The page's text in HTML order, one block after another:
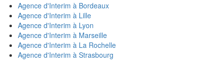
Agence d'Interim à Bordeaux
Agence d'Interim à Lille
Agence d'Interim à Lyon
Agence d'Interim à Marseille
Agence d'Interim à La Rochelle
Agence d'Interim à Strasbourg